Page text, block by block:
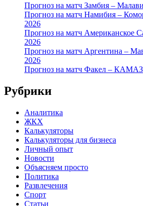
Прогноз на матч Замбия –
Прогноз на матч Намибия –
2026
Прогноз на матч Американское
2026
Прогноз на матч Аргентина –
2026
Прогноз на матч Факел – КАМАЗ
Рубрики
Аналитика
ЖКХ
Калькуляторы
Калькуляторы для бизнеса
Личный опыт
Новости
Объясняем просто
Политика
Развлечения
Спорт
Статьи